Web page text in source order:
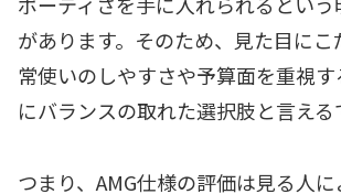
があります。そのため、見た目にこ
常使いのしやすさや予算面を重視
にバランスの取れた選択肢と言える
つまり、AMG仕様の評価は見る人